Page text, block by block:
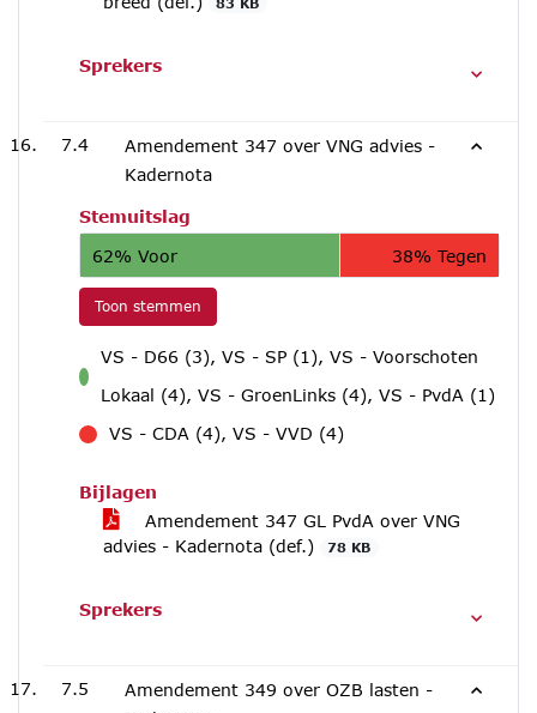
Sprekers
7.4
Amendement 347 over VNG advies -
Kadernota
Stemuitslag
62% Voor
38% Tegen
Toon stemmen
voor
VS - D66 (3), VS - SP (1), VS - Voorschoten
Lokaal (4), VS - GroenLinks (4), VS - PvdA (1)
VS - CDA (4), VS - VVD (4)
Bijlagen
Amendement 347 GL PvdA over VNG
advies - Kadernota (def.)
78 KB
Sprekers
7.5
Amendement 349 over OZB lasten -